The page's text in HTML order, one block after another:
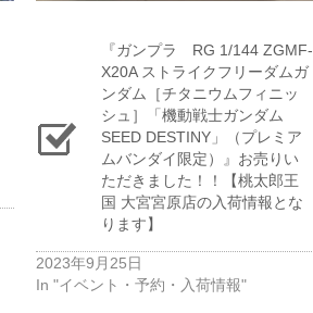
『ガンプラ RG 1/144 ​ZGMF-
X20A ​ストライクフリーダムガ
ンダム​［チタニウムフィニッ
シュ］「機動戦士ガンダム
SEED ​DESTINY」（プレミア
ムバンダイ限定）』お売りい
ただきました！！【桃太郎王
国 大宮宮原店の入荷情報とな
ります】
2023年9月25日
In "イベント・予約・入荷情報"